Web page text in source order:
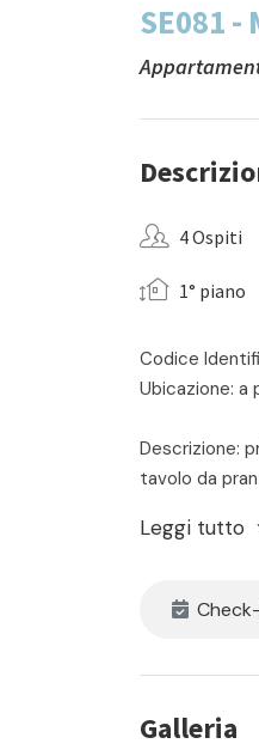
SE081
4 Ospiti
1° piano
Codice
Ubicazione: a
Descrizione:
tavolo da
Posto auto
Check-in
Il prezzo
Leggi tutto
Galleria